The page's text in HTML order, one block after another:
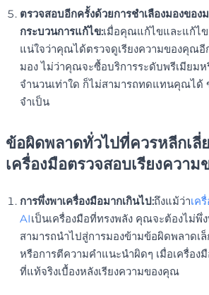
ตรวจสอบอีกครั้งด้วยการชำเลืองมองของ
กระบวนการแก้ไข:เมื่อคุณแก้ไขและแก้ไ
แน่ใจว่าคุณได้ตรวจดูเรียงความของคุณอี
มอง ไม่ว่าคุณจะซื้อบริการระดับพรีเมียมห
จำนวนเท่าใด ก็ไม่สามารถทดแทนคุณได้
จำเป็น
ข้อผิดพลาดทั่วไปที่ควรหลีกเลี่
เครื่องมือตรวจสอบเรียงความ
การพึ่งพาเครื่องมือมากเกินไป:ถึงแม้ว่าเค
AIเป็นเครื่องมือที่ทรงพลัง คุณจะต้องไม่พึ่
สามารถนำไปสู่การมองข้ามข้อผิดพลาดเ
หรือการตีความคำแนะนำผิดๆ เมื่อเครื่อง
ที่แท้จริงเบื้องหลังเรียงความของคุณ